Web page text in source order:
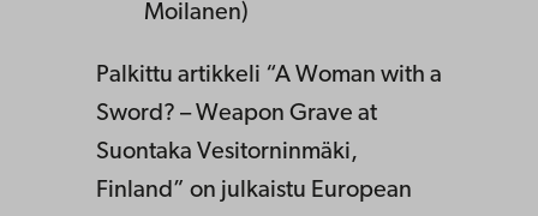
Moilanen)
Palkittu artikkeli “A Woman with a
Sword? – Weapon Grave at
Suontaka Vesitorninmäki,
Finland” on julkaistu European